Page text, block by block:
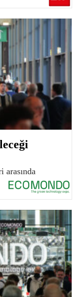
arasında